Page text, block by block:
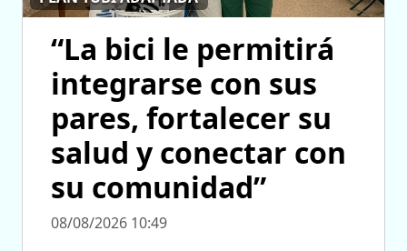
“La bici le permitirá
integrarse con sus
pares, fortalecer su
salud y conectar con
su comunidad”
08/08/2026 10:49